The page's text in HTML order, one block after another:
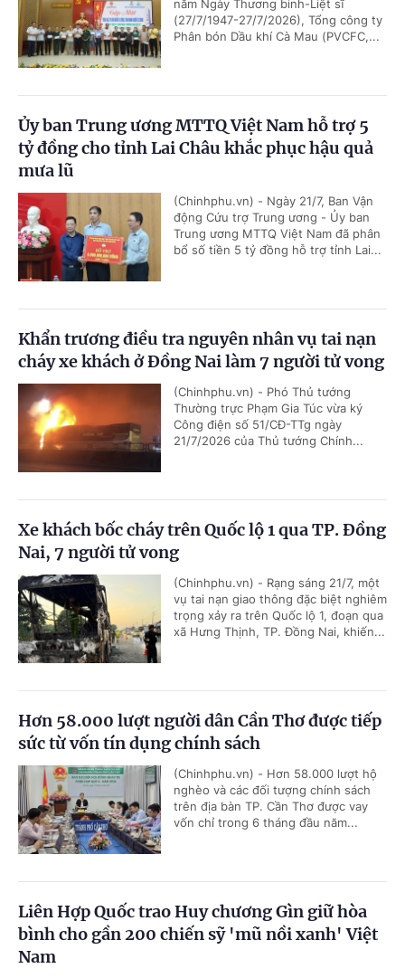
năm Ngày Thương binh-Liệt sĩ
(27/7/1947-27/7/2026), Tổng công ty
Phân bón Dầu khí Cà Mau (PVCFC,...
Ủy ban Trung ương MTTQ Việt Nam hỗ trợ 5
tỷ đồng cho tỉnh Lai Châu khắc phục hậu quả
mưa lũ
(Chinhphu.vn) - Ngày 21/7, Ban Vận
động Cứu trợ Trung ương - Ủy ban
Trung ương MTTQ Việt Nam đã phân
bổ số tiền 5 tỷ đồng hỗ trợ tỉnh Lai...
Khẩn trương điều tra nguyên nhân vụ tai nạn
cháy xe khách ở Đồng Nai làm 7 người tử vong
(Chinhphu.vn) - Phó Thủ tướng
Thường trực Phạm Gia Túc vừa ký
Công điện số 51/CĐ-TTg ngày
21/7/2026 của Thủ tướng Chính...
Xe khách bốc cháy trên Quốc lộ 1 qua TP. Đồng
Nai, 7 người tử vong
(Chinhphu.vn) - Rạng sáng 21/7, một
vụ tai nạn giao thông đặc biệt nghiêm
trọng xảy ra trên Quốc lộ 1, đoạn qua
xã Hưng Thịnh, TP. Đồng Nai, khiến...
Hơn 58.000 lượt người dân Cần Thơ được tiếp
sức từ vốn tín dụng chính sách
(Chinhphu.vn) - Hơn 58.000 lượt hộ
nghèo và các đối tượng chính sách
trên địa bàn TP. Cần Thơ được vay
vốn chỉ trong 6 tháng đầu năm...
Liên Hợp Quốc trao Huy chương Gìn giữ hòa
bình cho gần 200 chiến sỹ 'mũ nồi xanh' Việt
Nam